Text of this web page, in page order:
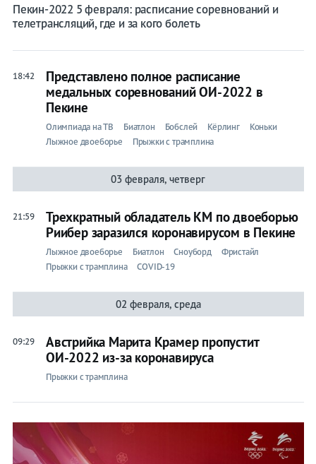
Пекин-2022 5 февраля: расписание соревнований и
телетрансляций, где и за кого болеть
18:42
Представлено полное расписание
медальных соревнований ОИ-2022 в
Пекине
Олимпиада на ТВ Биатлон Бобслей Кёрлинг
Коньки
Лыжное двоеборье
Прыжки с трамплина
03 февраля, четверг
21:59
Трехкратный обладатель КМ по двоеборью
Риибер заразился коронавирусом в Пекине
Лыжное двоеборье Биатлон Сноуборд
Фристайл
Прыжки с трамплина
COVID-19
02 февраля, среда
09:29
Австрийка Марита Крамер пропустит
ОИ-2022 из-за коронавируса
Прыжки с трамплина